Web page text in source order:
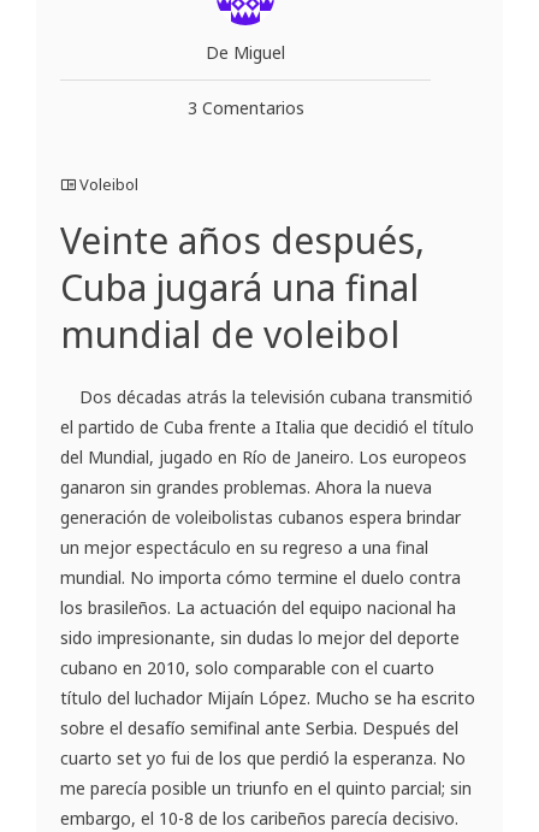
De Miguel
3 Comentarios
Voleibol
Veinte años después,
Cuba jugará una final
mundial de voleibol
Dos décadas atrás la televisión cubana transmitió
el partido de Cuba frente a Italia que decidió el título
del Mundial, jugado en Río de Janeiro. Los europeos
ganaron sin grandes problemas. Ahora la nueva
generación de voleibolistas cubanos espera brindar
un mejor espectáculo en su regreso a una final
mundial. No importa cómo termine el duelo contra
los brasileños. La actuación del equipo nacional ha
sido impresionante, sin dudas lo mejor del deporte
cubano en 2010, solo comparable con el cuarto
título del luchador Mijaín López. Mucho se ha escrito
sobre el desafío semifinal ante Serbia. Después del
cuarto set yo fui de los que perdió la esperanza. No
me parecía posible un triunfo en el quinto parcial; sin
embargo, el 10-8 de los caribeños parecía decisivo.